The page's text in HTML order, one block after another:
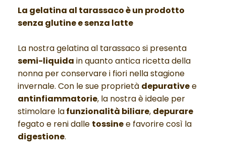
base di
recensioni
La gelatina al tarassaco è un prodotto
senza glutine e senza latte
La nostra gelatina al tarassaco si presenta
semi-liquida in quanto antica ricetta della
nonna per conservare i fiori nella stagione
invernale. Con le sue proprietà depurativee
antinfiammatorie, la nostra è ideale per
stimolare lafunzionalità biliare, depurare
fegato e reni dalle tossinee favorire così la
digestione.